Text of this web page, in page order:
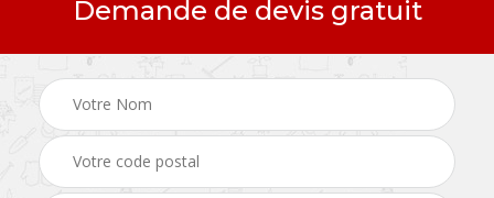
Demande de devis gratuit